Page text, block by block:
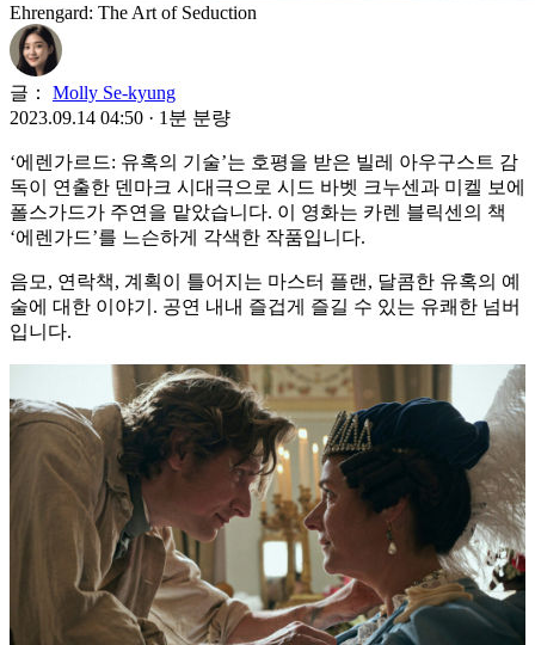
Ehrengard: The Art of Seduction
글：
Molly Se-kyung
2023.09.14 04:50 · 1분 분량
‘에렌가르드: 유혹의 기술’는 호평을 받은 빌레 아우구스트 감
독이 연출한 덴마크 시대극으로 시드 바벳 크누센과 미켈 보에
폴스가드가 주연을 맡았습니다. 이 영화는 카렌 블릭센의 책
‘에렌가드’를 느슨하게 각색한 작품입니다.
음모, 연락책, 계획이 틀어지는 마스터 플랜, 달콤한 유혹의 예
술에 대한 이야기. 공연 내내 즐겁게 즐길 수 있는 유쾌한 넘버
입니다.